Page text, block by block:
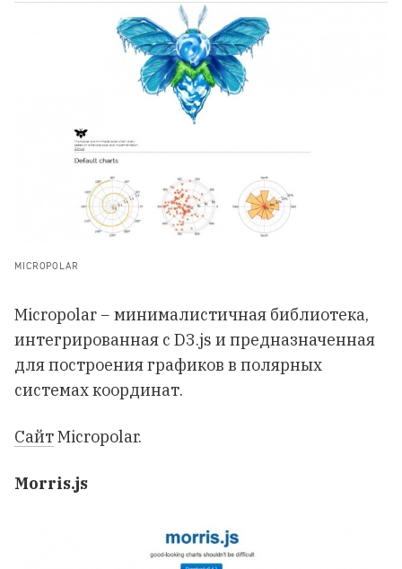
MICROPOLAR
Micropolar − минималистичная библиотека,
интегрированная с D3.js и предназначенная
для построения графиков в полярных
системах координат.
СайтMicropolar.
Morris.js